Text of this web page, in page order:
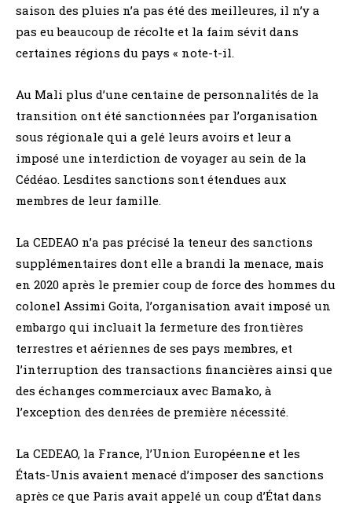
saison des pluies n’a pas été des meilleures, il n’y a
pas eu beaucoup de récolte et la faim sévit dans
certaines régions du pays « note-t-il.
Au Mali plus d’une centaine de personnalités de la
transition ont été sanctionnées par l’organisation
sous régionale qui a gelé leurs avoirs et leur a
imposé une interdiction de voyager au sein de la
Cédéao. Lesdites sanctions sont étendues aux
membres de leur famille.
La CEDEAO n’a pas précisé la teneur des sanctions
supplémentaires dont elle a brandi la menace, mais
en 2020 après le premier coup de force des hommes du
colonel Assimi Goita, l’organisation avait imposé un
embargo qui incluait la fermeture des frontières
terrestres et aériennes de ses pays membres, et
l’interruption des transactions financières ainsi que
des échanges commerciaux avec Bamako, à
l’exception des denrées de première nécessité.
La CEDEAO, la France, l’Union Européenne et les
États-Unis avaient menacé d’imposer des sanctions
après ce que Paris avait appelé un coup d’État dans